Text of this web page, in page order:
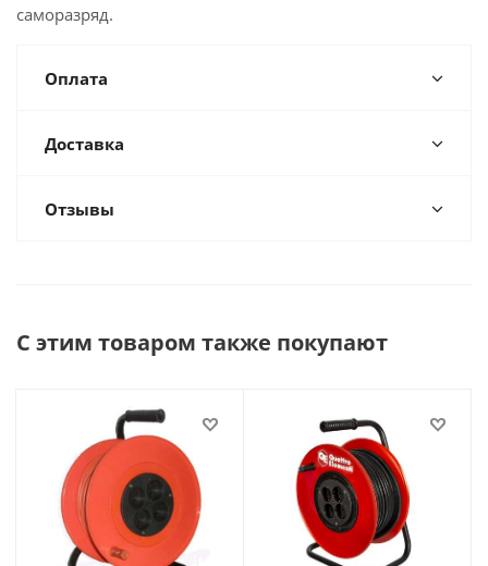
саморазряд.
Оплата
Доставка
Отзывы
С этим товаром также покупают